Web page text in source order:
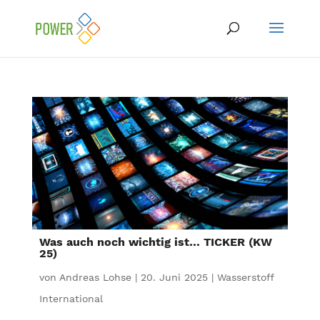
Was auch noch wichtig ist… TICKER (KW
25)
von Andreas Lohse| 20. Juni 2025| Wasserstoff
International